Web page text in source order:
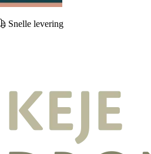
Snelle levering